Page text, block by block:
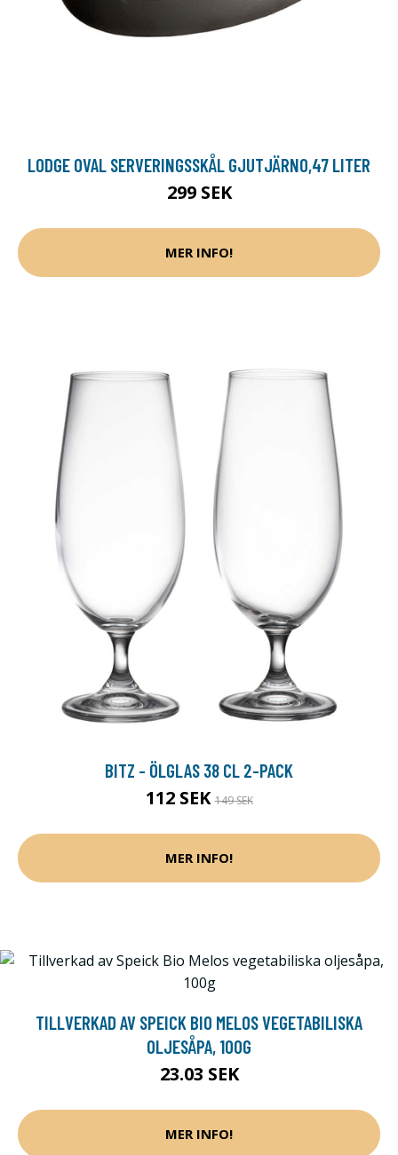
LODGE OVAL SERVERINGSSKÅL GJUTJÄRN0,47 LITER
299 SEK
MER INFO!
BITZ - ÖLGLAS 38 CL 2-PACK
112 SEK149 SEK
MER INFO!
TILLVERKAD AV SPEICK BIO MELOS VEGETABILISKA
OLJESÅPA, 100G
23.03 SEK
MER INFO!